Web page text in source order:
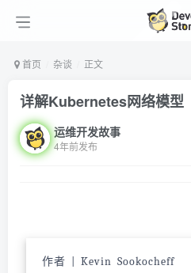
首页 杂谈 正文
详解Kubernetes网络模型
运维开发故事
4年前发布
作者 | Kevin Sookocheff